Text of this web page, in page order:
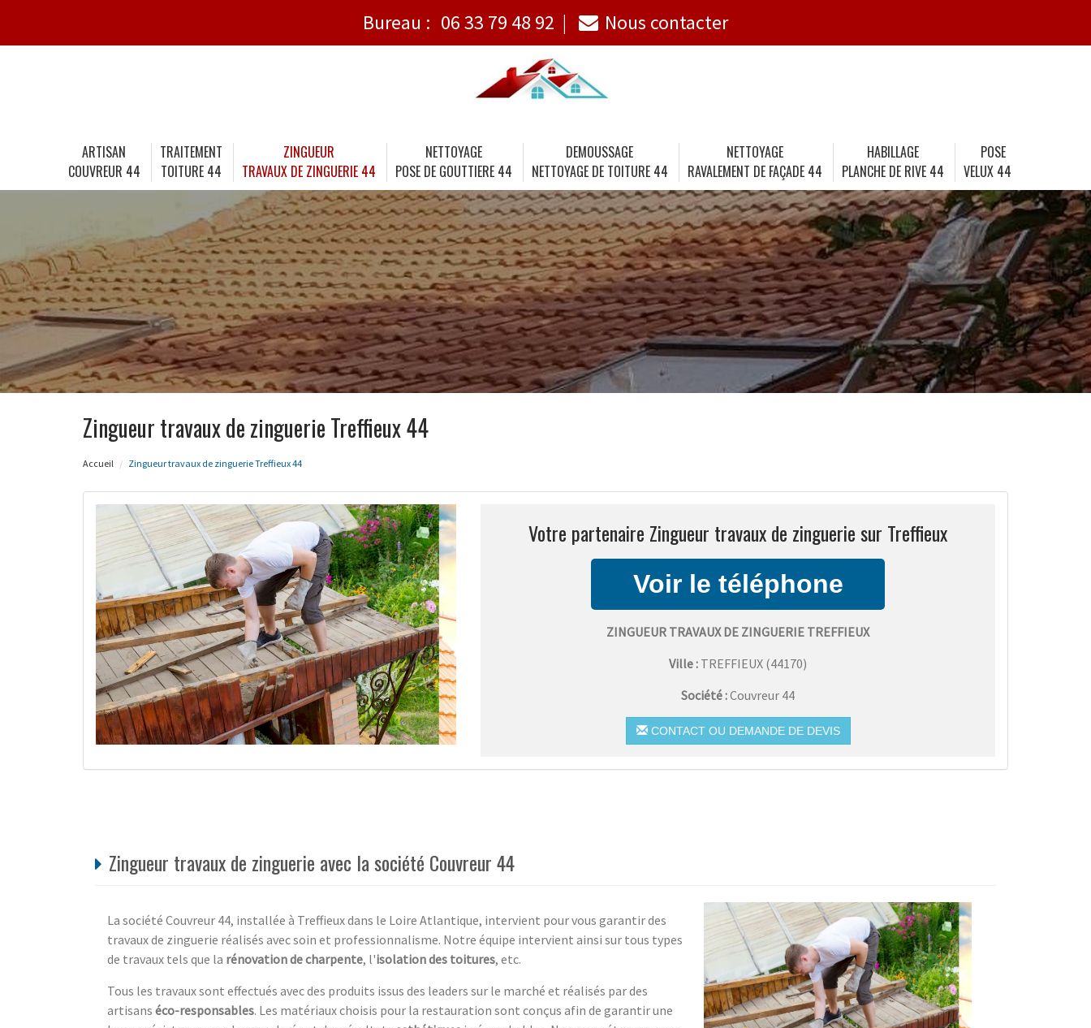
Bureau : 06 33 79 48 92 Nous contacter
ARTISAN
COUVREUR 44
TRAITEMENT
TOITURE 44
ZINGUEUR
TRAVAUX DE ZINGUERIE 44
NETTOYAGE
POSE DE GOUTTIERE 44
DEMOUSSAGE
NETTOYAGE DE TOITURE 44
NETTOYAGE
RAVALEMENT DE FAÇADE 44
HABILLAGE
PLANCHE DE RIVE 44
POSE
VELUX 44
Zingueur travaux de zinguerie Treffieux 44
Accueil Zingueur travaux de zinguerie Treffieux 44
Votre partenaire Zingueur travaux de zinguerie sur Treffieux
ZINGUEUR TRAVAUX DE ZINGUERIE TREFFIEUX
Ville : TREFFIEUX (44170)
Société :Couvreur 44
CONTACT OU DEMANDE DE DEVIS
Zingueur travaux de zinguerie avec la société Couvreur 44
La société Couvreur 44, installée à Treffieux dans le Loire Atlantique, intervient pour vous garantir des
travaux de zinguerie réalisés avec soin et professionnalisme. Notre équipe intervient ainsi sur tous types
de travaux tels que la rénovation de charpente, l'isolation des toitures, etc.
Tous les travaux sont effectués avec des produits issus des leaders sur le marché et réalisés par des
artisans éco-responsables. Les matériaux choisis pour la restauration sont conçus afin de garantir une